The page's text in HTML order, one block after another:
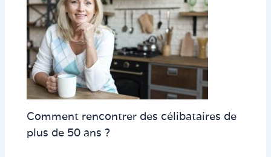
Comment rencontrer des célibataires de
plus de 50 ans ?